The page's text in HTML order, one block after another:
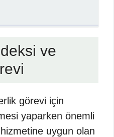
ve
görevi için
yaparken önemli
uygun olan